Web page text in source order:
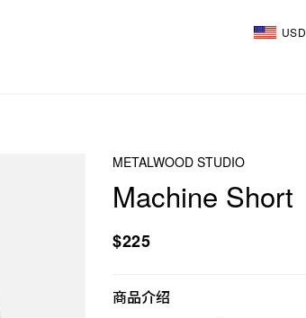
USD
METALWOOD STUDIO
Machine Short
$225
商品介绍